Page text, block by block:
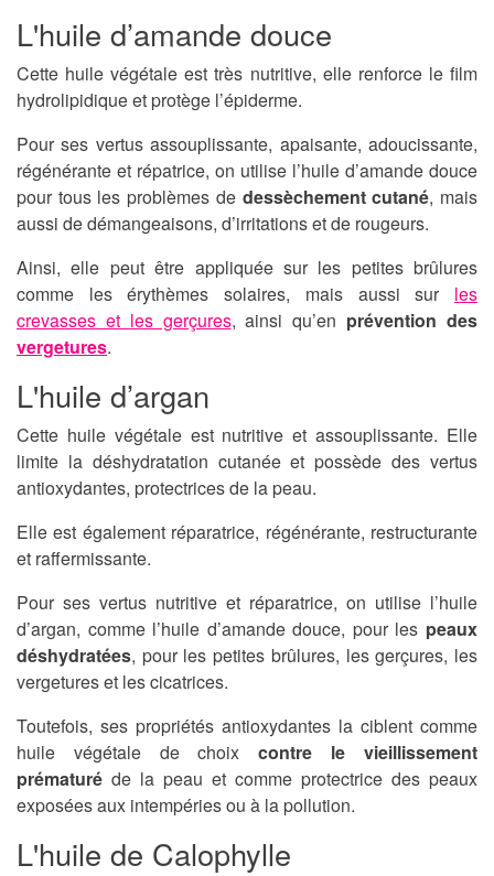
L'huile d’amande douce
Cette huile végétale est très nutritive, elle renforce le film
hydrolipidique et protège l’épiderme.
Pour ses vertus assouplissante, apaisante, adoucissante,
régénérante et répatrice, on utilise l’huile d’amande douce
pour tous les problèmes de dessèchement cutané, mais
aussi de démangeaisons, d’irritations et de rougeurs.
Ainsi, elle peut être appliquée sur les petites brûlures
comme les érythèmes solaires, mais aussi sur les
crevasses et les gerçures, ainsi qu’en prévention des
vergetures.
L'huile d’argan
Cette huile végétale est nutritive et assouplissante. Elle
limite la déshydratation cutanée et possède des vertus
antioxydantes, protectrices de la peau.
Elle est également réparatrice, régénérante, restructurante
et raffermissante.
Pour ses vertus nutritive et réparatrice, on utilise l’huile
d’argan, comme l’huile d’amande douce, pour les peaux
déshydratées, pour les petites brûlures, les gerçures, les
vergetures et les cicatrices.
Toutefois, ses propriétés antioxydantes la ciblent comme
huile végétale de choixcontre le vieillissement
prématuré de la peau et comme protectrice des peaux
exposées aux intempéries ou à la pollution.
L'huile de Calophylle